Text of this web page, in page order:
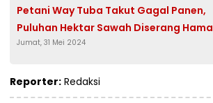
Petani Way Tuba Takut Gagal Panen,
Puluhan Hektar Sawah Diserang Hama
Jumat, 31 Mei 2024
Reporter: Redaksi